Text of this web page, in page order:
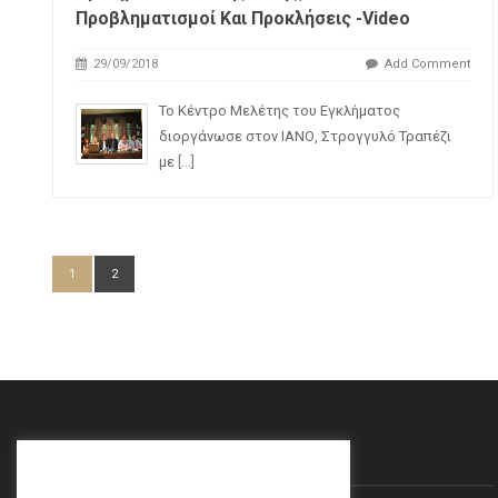
Προβληματισμοί Και Προκλήσεις -Video
29/09/2018 Add Comment
Το Κέντρο Μελέτης του Εγκλήματος
διοργάνωσε στον ΙΑΝΟ, Στρογγυλό Τραπέζι
με [...]
1 2